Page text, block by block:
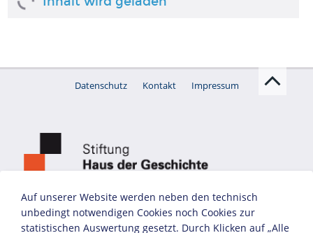
Datenschutz Kontakt Impressum
Auf unserer Website werden neben den technisch
unbedingt notwendigen Cookies noch Cookies zur
statistischen Auswertung gesetzt. Durch Klicken auf „Alle